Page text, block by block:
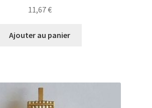
11,67€
Ajouter au panier